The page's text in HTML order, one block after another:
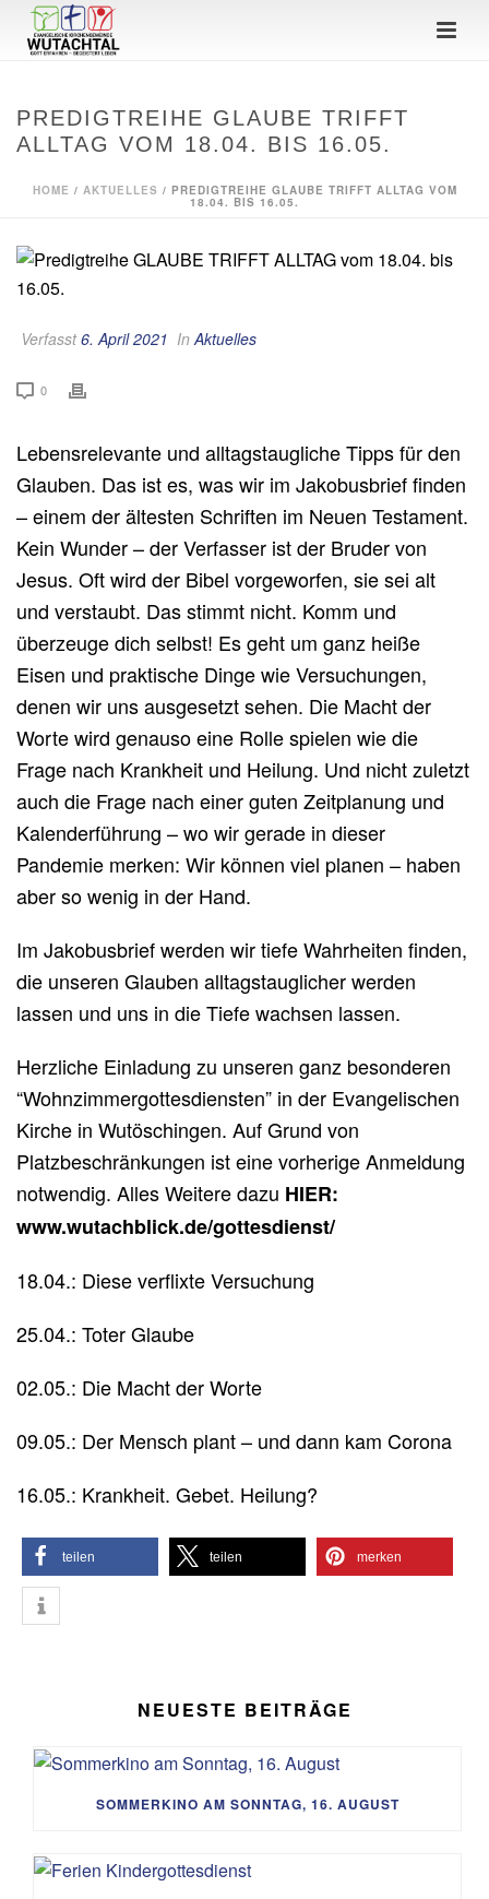
PREDIGTREIHE GLAUBE TRIFFT
ALLTAG VOM 18.04. BIS 16.05.
HOME / AKTUELLES / PREDIGTREIHE GLAUBE TRIFFT ALLTAG VOM
18.04. BIS 16.05.
Verfasst6. April 2021 InAktuelles
0
Lebensrelevante und alltagstaugliche Tipps für den
Glauben. Das ist es, was wir im Jakobusbrief finden
– einem der ältesten Schriften im Neuen Testament.
Kein Wunder – der Verfasser ist der Bruder von
Jesus. Oft wird der Bibel vorgeworfen, sie sei alt
und verstaubt. Das stimmt nicht. Komm und
überzeuge dich selbst! Es geht um ganz heiße
Eisen und praktische Dinge wie Versuchungen,
denen wir uns ausgesetzt sehen. Die Macht der
Worte wird genauso eine Rolle spielen wie die
Frage nach Krankheit und Heilung. Und nicht zuletzt
auch die Frage nach einer guten Zeitplanung und
Kalenderführung – wo wir gerade in dieser
Pandemie merken: Wir können viel planen – haben
aber so wenig in der Hand.
Im Jakobusbrief werden wir tiefe Wahrheiten finden,
die unseren Glauben alltagstauglicher werden
lassen und uns in die Tiefe wachsen lassen.
Herzliche Einladung zu unseren ganz besonderen
“Wohnzimmergottesdiensten” in der Evangelischen
Kirche in Wutöschingen. Auf Grund von
Platzbeschränkungen ist eine vorherige Anmeldung
notwendig. Alles Weitere dazu HIER:
www.wutachblick.de/gottesdienst/
18.04.: Diese verflixte Versuchung
25.04.: Toter Glaube
02.05.: Die Macht der Worte
09.05.: Der Mensch plant – und dann kam Corona
16.05.: Krankheit. Gebet. Heilung?
teilen teilen merken
NEUESTE BEITRÄGE
SOMMERKINO AM SONNTAG, 16. AUGUST